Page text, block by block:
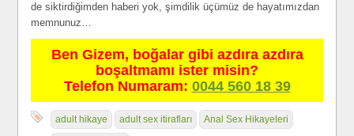
de siktirdiğimden haberi yok, şimdilik üçümüz de hayatımızdan
memnunuz…
Ben Gizem, boğalar gibi azdıra azdıra
boşaltmamı ister misin?
Telefon Numaram: 0044 560 18 39
adult hikaye adult sex itirafları Anal Sex Hikayeleri